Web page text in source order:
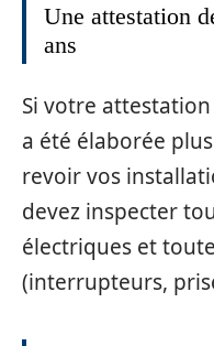
Une attestation
ans
Si votre
a été élaborée
revoir vos
devez inspecter
électriques et
(interrupteurs,